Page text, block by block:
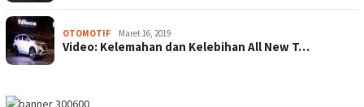
OTOMOTIF Maret 16, 2019
Video: Kelemahan dan Kelebihan All New T…